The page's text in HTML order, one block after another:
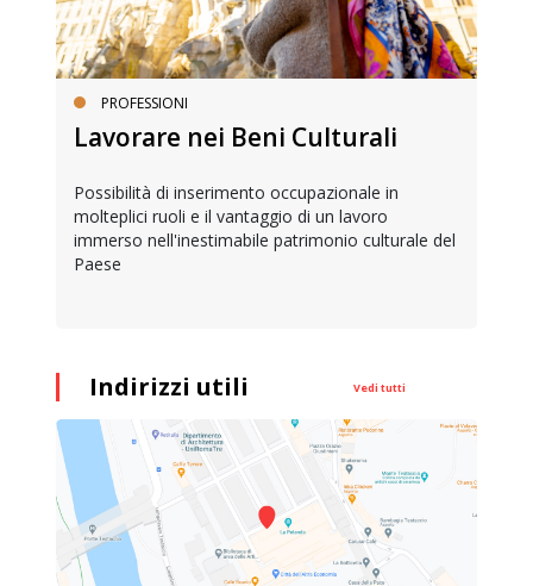
PROFESSIONI
Lavorare nei Beni Culturali
Possibilità di inserimento occupazionale in
molteplici ruoli e il vantaggio di un lavoro
immerso nell'inestimabile patrimonio culturale del
Paese
Indirizzi utili Vedi tutti